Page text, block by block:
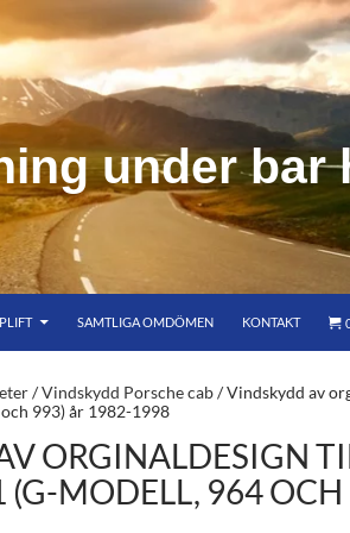
ing under bar
SAMTLIGA OMDÖMEN KONTAKT
/Vindskydd Porsche cab/ Vindskydd av
993) år 1982-1998
ORGINALDESIGN
(G-MODELL, 964